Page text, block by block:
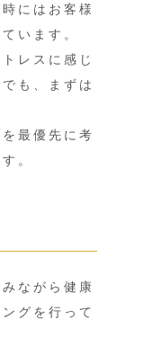
にはお客様
います。
レスに感じ
も、まずは
最優先に考
。
ながら健康
グを行って